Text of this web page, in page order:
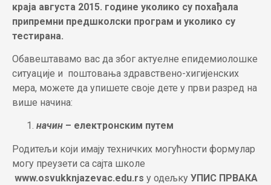
краја августа 2015. године уколико су похађала
припремни предшколски програм и уколико су
тестирана.
Обавештавамо вас да због актуелне епидемиолошке
ситуације и поштовања здравствено-хигијенских
мера, можете да упишете своје дете у први разред на
више начина:
начин – електронским путем
Родитељи који имају техничких могућности формулар
могу преузети са сајта школе
www.osvukknjazevac.edu.rs у одељку УПИС ПРВАКА